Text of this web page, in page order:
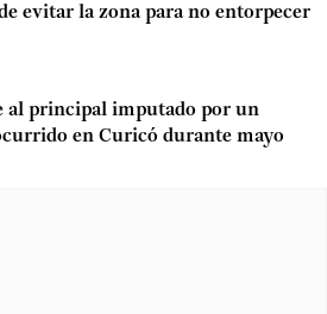
evitar la zona para no entorpecer
al principal imputado por un
en Curicó durante mayo